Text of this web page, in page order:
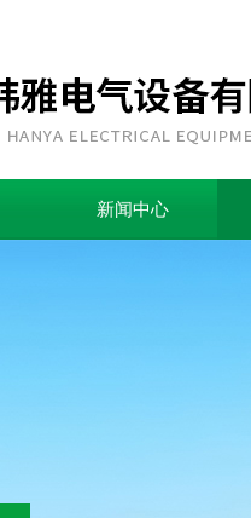
新闻中心